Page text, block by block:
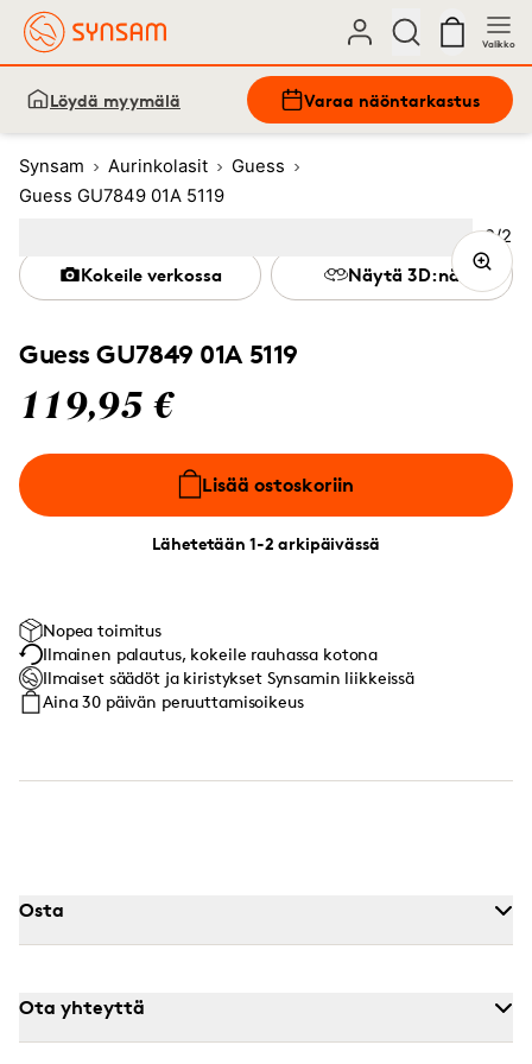
Valikko
Löydä myymälä Varaa näöntarkastus
Synsam Aurinkolasit
Guess
Guess GU7849 01A 5119
Guess GU7849 01A 5119
119,95 €
Lisää ostoskoriin
Lähetetään 1-2 arkipäivässä
Kokeile verkossa Näytä 3D:nä
Nopea toimitus
Ilmainen palautus, kokeile rauhassa kotona
Ilmaiset säädöt ja kiristykset Synsamin liikkeissä
Aina 30 päivän peruuttamisoikeus
Kuva
2/2
(Current image)
Osta
Ota yhteyttä